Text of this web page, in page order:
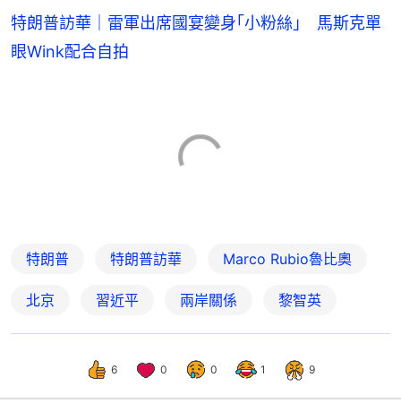
特朗普訪華｜雷軍出席國宴變身｢小粉絲｣ 馬斯克單
眼Wink配合自拍
特朗普 特朗普訪華 Marco Rubio魯比奧
北京 習近平 兩岸關係 黎智英
6 0 0 1 9